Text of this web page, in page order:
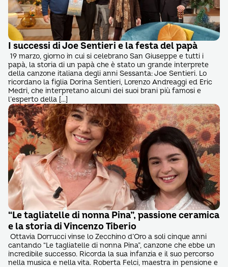
I successi di Joe Sentieri e la festa del papà
19 marzo, giorno in cui si celebrano San Giuseppe e tutti i
papà, la storia di un papà che è stato un grande interprete
della canzone italiana degli anni Sessanta: Joe Sentieri. Lo
ricordano la figlia Dorina Sentieri, Lorenzo Andreaggi ed Eric
Medri, che interpretano alcuni dei suoi brani più famosi e
l’esperto della […]
“Le tagliatelle di nonna Pina”, passione ceramica
e la storia di Vincenzo Tiberio
Ottavia Dorrucci vinse lo Zecchino d’Oro a soli cinque anni
cantando “Le tagliatelle di nonna Pina”, canzone che ebbe un
incredibile successo. Ricorda la sua infanzia e il suo percorso
nella musica e nella vita. Roberta Felci, maestra in pensione e